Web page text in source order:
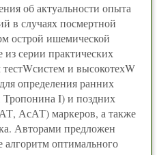
об актуальности опыта
в случаях посмертной
острой ишемической
серии практических
и высокотехW
определения ранних
I) и поздних
АсАТ) маркеров, а также
Авторами предложен
оптимального